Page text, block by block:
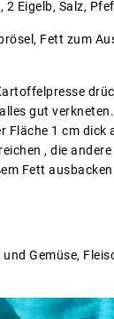
Eigelb, Salz,
Fett zum
gut
Fläche 1 cm
, die
Fett
Gemüse,